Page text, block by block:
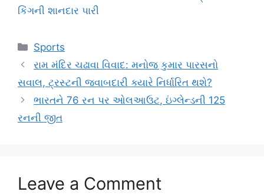
કિંગની શાનદાર પારી
Categories
Sports
રામ મંદિર ચઢાવા વિવાદ: મનોજ કુમાર પારસનો
સવાલ, ટ્રસ્ટની જવાબદારી ક્યારે નિર્ધારિત થશે?
ભારતને 76 રન પર ઓલઆઉટ, ઇંગ્લેન્ડની 125
રનની જીત
Leave a Comment